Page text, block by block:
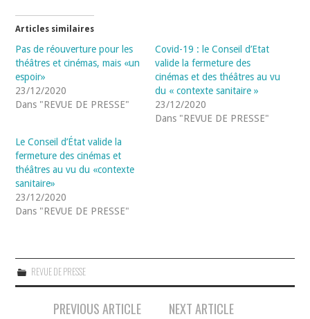
Articles similaires
Pas de réouverture pour les
théâtres et cinémas, mais «un
espoir»
23/12/2020
Dans "REVUE DE PRESSE"
Covid-19 : le Conseil d’Etat
valide la fermeture des
cinémas et des théâtres au vu
du « contexte sanitaire »
23/12/2020
Dans "REVUE DE PRESSE"
Le Conseil d’État valide la
fermeture des cinémas et
théâtres au vu du «contexte
sanitaire»
23/12/2020
Dans "REVUE DE PRESSE"
REVUE DE PRESSE
NavigationPREVIOUS ARTICLE NEXT ARTICLE